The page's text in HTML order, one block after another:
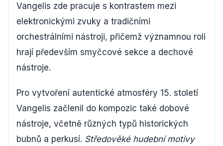
Vangelis zde pracuje s kontrastem mezi
elektronickými zvuky a tradičními
orchestrálními nástroji, přičemž významnou roli
hrají především smyčcové sekce a dechové
nástroje.
Pro vytvoření autentické atmosféry 15. století
Vangelis začlenil do kompozic také dobové
nástroje, včetně různých typů historických
bubnů a perkusí. Středověké hudební motivy